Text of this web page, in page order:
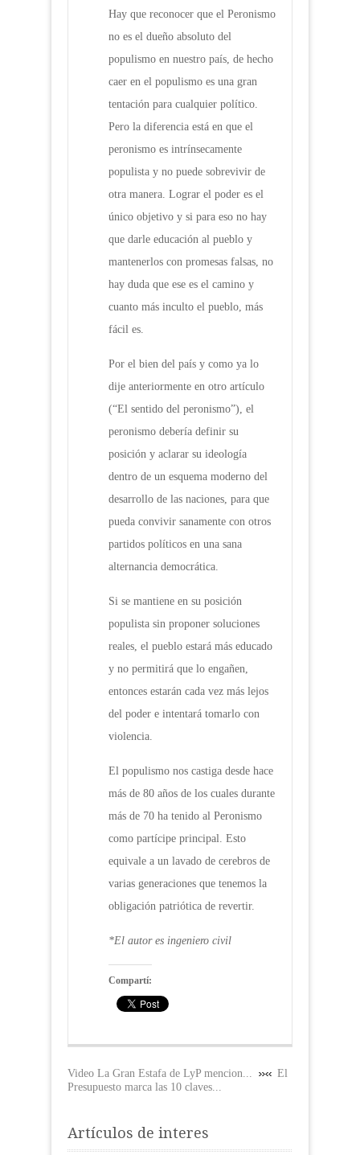
Hay que reconocer que el Peronismo
no es el dueño absoluto del
populismo en nuestro país, de hecho
caer en el populismo es una gran
tentación para cualquier político.
Pero la diferencia está en que el
peronismo es intrínsecamente
populista y no puede sobrevivir de
otra manera. Lograr el poder es el
único objetivo y si para eso no hay
que darle educación al pueblo y
mantenerlos con promesas falsas, no
hay duda que ese es el camino y
cuanto más inculto el pueblo, más
fácil es.
Por el bien del país y como ya lo
dije anteriormente en otro artículo
(“El sentido del peronismo”), el
peronismo debería definir su
posición y aclarar su ideología
dentro de un esquema moderno del
desarrollo de las naciones, para que
pueda convivir sanamente con otros
partidos políticos en una sana
alternancia democrática.
Si se mantiene en su posición
populista sin proponer soluciones
reales, el pueblo estará más educado
y no permitirá que lo engañen,
entonces estarán cada vez más lejos
del poder e intentará tomarlo con
violencia.
El populismo nos castiga desde hace
más de 80 años de los cuales durante
más de 70 ha tenido al Peronismo
como partícipe principal. Esto
equivale a un lavado de cerebros de
varias generaciones que tenemos la
obligación patriótica de revertir.
*El autor es ingeniero civil
Compartí:
Video La Gran Estafa de LyP mencion...
El
Presupuesto marca las 10 claves...
Artículos de interes